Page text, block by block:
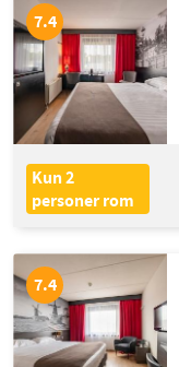
7.4
Kun 2
personer rom
7.4